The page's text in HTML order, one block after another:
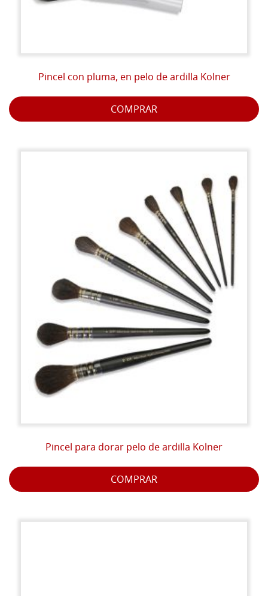
Pincel con pluma, en pelo de ardilla Kolner
COMPRAR
Pincel para dorar pelo de ardilla Kolner
COMPRAR